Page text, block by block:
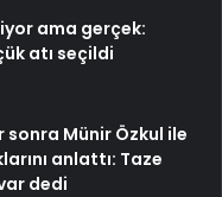
ama gerçek:
atı seçildi
sonra Münir Özkul ile
anlattı: Taze
dedi